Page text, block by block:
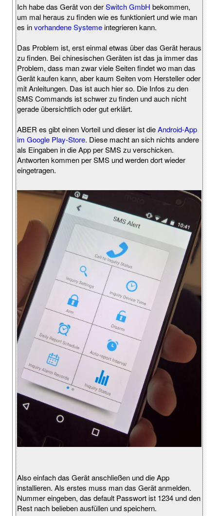
Ich habe das Gerät von derSwitch GmbH bekommen,
um mal heraus zu finden wie es funktioniert und wie man
es invorhandene Systemeintegrieren kann.
Das Problem ist, erst einmal etwas über das Gerät heraus
zu finden. Bei chinesischen Geräten ist das ja immer das
Problem, dass man zwar viele Seiten findet wo man das
Gerät kaufen kann, aber kaum Seiten vom Hersteller oder
mit Anleitungen. Das ist auch hier so. Die Infos zu den
SMS Commands ist schwer zu finden und auch nicht
gerade übersichtlich oder gut erklärt.
ABER es gibt einen Vorteil und dieser ist dieAndroid-App
im Google Play-Store. Diese macht an sich nichts andere
als Eingaben in die App per SMS zu verschicken.
Antworten kommen per SMS und werden dort wieder
eingetragen.
Also einfach das Gerät anschließen und die App
installieren. Als erstes muss man das Gerät anmelden.
Nummer eingeben, das default Passwort ist 1234 und den
Rest nach belieben ausfüllen und speichern.